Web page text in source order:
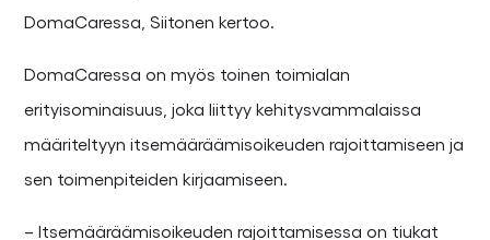
DomaCaressa, Siitonen kertoo.
DomaCaressa on myös toinen toimialan
erityisominaisuus, joka liittyy kehitysvammalaissa
määriteltyyn itsemääräämisoikeuden rajoittamiseen ja
sen toimenpiteiden kirjaamiseen.
– Itsemääräämisoikeuden rajoittamisessa on tiukat